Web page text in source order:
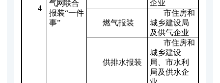
4
气网联合
报装“一件
事”
企业
燃气报装
市住房和
城乡建设局
及供气企业
供排水报装
市住房和
城乡建设
局、市水利
局及供水企